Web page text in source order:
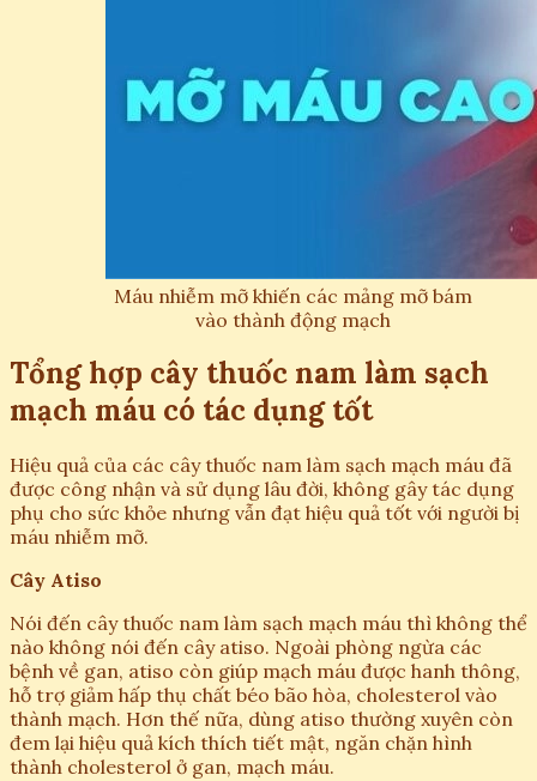
Máu nhiễm mỡ khiến các mảng mỡ bám
vào thành động mạch
Tổng hợp cây thuốc nam làm sạch
mạch máu có tác dụng tốt
Hiệu quả của các cây thuốc nam làm sạch mạch máu đã
được công nhận và sử dụng lâu đời, không gây tác dụng
phụ cho sức khỏe nhưng vẫn đạt hiệu quả tốt với người bị
máu nhiễm mỡ.
Cây Atiso
Nói đến cây thuốc nam làm sạch mạch máu thì không thể
nào không nói đến cây atiso. Ngoài phòng ngừa các
bệnh về gan, atiso còn giúp mạch máu được hanh thông,
hỗ trợ giảm hấp thụ chất béo bão hòa, cholesterol vào
thành mạch. Hơn thế nữa, dùng atiso thường xuyên còn
đem lại hiệu quả kích thích tiết mật, ngăn chặn hình
thành cholesterol ở gan, mạch máu.